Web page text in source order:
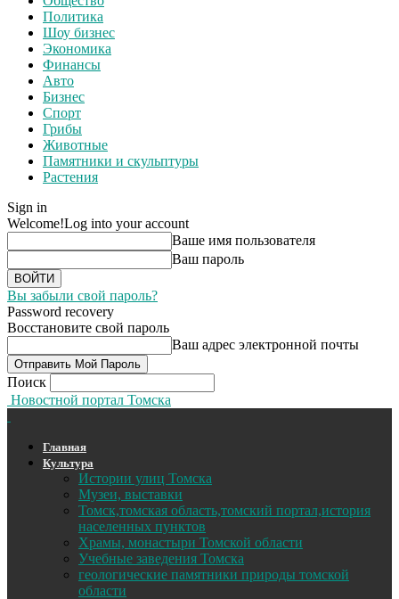
Политика
Шоу бизнес
Экономика
Финансы
Авто
Бизнес
Спорт
Грибы
Животные
Памятники и скульптуры
Растения
Sign in
Welcome!Log into your account
Ваше имя пользователя
Ваш пароль
Вы забыли свой пароль?
Password recovery
Восстановите свой пароль
Ваш адрес электронной почты
Поиск
Новостной портал Томска
Главная
Культура
Истории улиц Томска
Музеи, выставки
Томск,томская область,томский портал,история
населенных пунктов
Храмы, монастыри Томской области
Учебные заведения Томска
геологические памятники природы томской
области